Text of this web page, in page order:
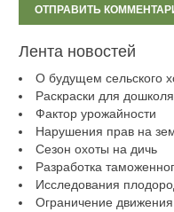
Лента новостей
О будущем сельского
Раскраски для
Фактор урожайности
Нарушения прав на
Сезон охоты на дичь
Разработка
Исследования
Ограничение